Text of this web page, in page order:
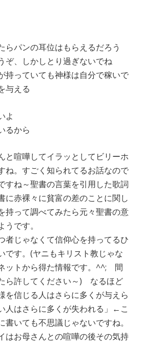
らパンの耳位はもらえるだろう
ぞ、しかしとり過ぎないでね
持っていても神様は自分で稼いで
与える
よ
るから
と喧嘩してイラッとしてビリーホ
ね。すごく知られてるお話なので
すね～聖書の言葉を引用した歌詞
に赤裸々に貧富の差のことに関し
持って調べてみたら元々聖書の意
です。
者じゃなくて信仰心を持ってるひ
です。(ヤニもキリスト教じゃな
ットから得た情報です。^^; 間
ら許してください～) なるほど
を信じる人はさらに多くが与えら
人はさらに多くが失われる」←こ
書いても不思議じゃないですね。
はお母さんとの喧嘩の後その気持